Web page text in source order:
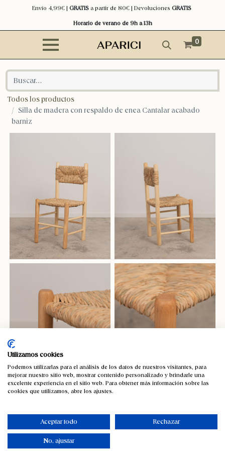
Envío 4,99€ | GRATISa partir de 80€ | Devoluciones GRATIS
Horario de verano de 9h a 13h
0
Todos los productos
Silla de madera con respaldo de enea Cantalar acabado
barniz
Utilizamos cookies
Podemos utilizarlas para el análisis de los datos de nuestros visitantes, para
mejorar nuestro sitio web, mostrar contenido personalizado y brindarle una
excelente experiencia en el sitio web. Para obtener más información sobre las
cookies que utilizamos, abre los ajustes.
Aceptar todo Rechazar
No, ajustar